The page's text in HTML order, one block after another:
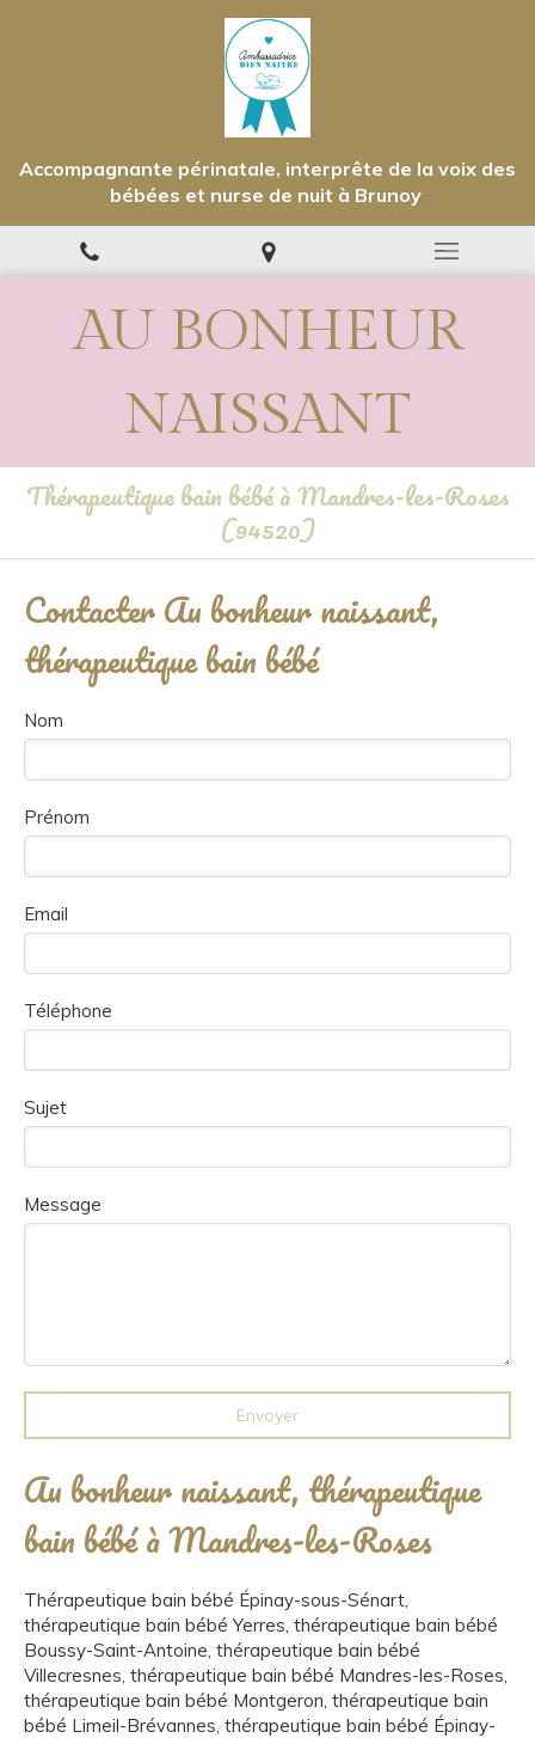
Accompagnante périnatale, interprête de la voix des
bébées et nurse de nuit à Brunoy
AU BONHEUR
NAISSANT
Thérapeutique bain bébé à Mandres-les-Roses
(94520)
Contacter Au bonheur naissant,
thérapeutique bain bébé
Nom
Prénom
Email
Téléphone
Sujet
Message
Envoyer
Au bonheur naissant, thérapeutique
bain bébé à Mandres-les-Roses
Thérapeutique bain bébé Épinay-sous-Sénart,
thérapeutique bain bébé Yerres, thérapeutique bain bébé
Boussy-Saint-Antoine, thérapeutique bain bébé
Villecresnes, thérapeutique bain bébé Mandres-les-Roses,
thérapeutique bain bébé Montgeron, thérapeutique bain
bébé Limeil-Brévannes, thérapeutique bain bébé Épinay-